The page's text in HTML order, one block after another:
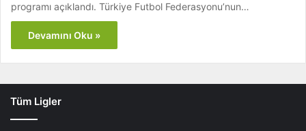
programı açıklandı. Türkiye Futbol Federasyonu’nun…
Devamını Oku »
Tüm Ligler